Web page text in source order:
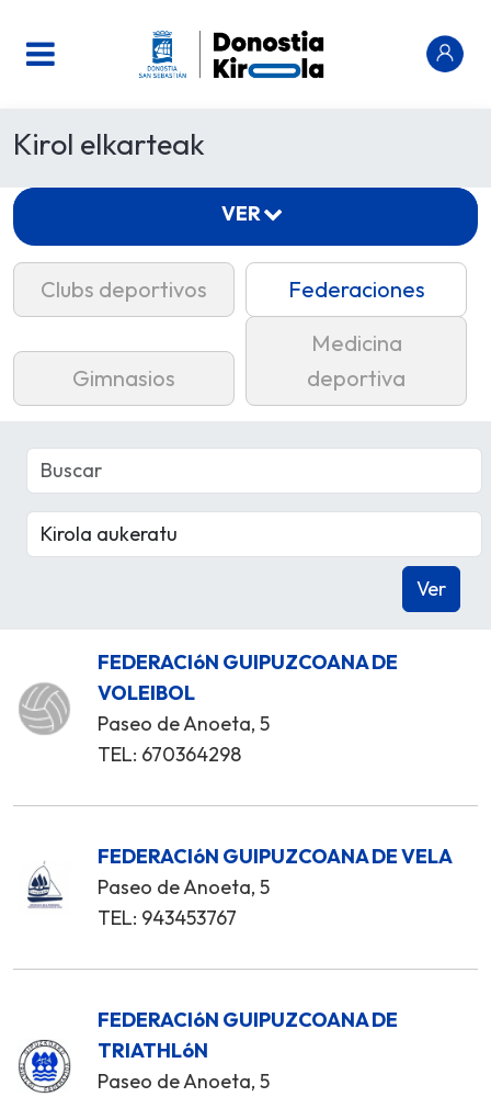
Kirol elkarteak
Clubs deportivos Federaciones
Gimnasios
Medicina
deportiva
FEDERACIóN GUIPUZCOANA DE
VOLEIBOL
Paseo de Anoeta, 5
TEL: 670364298
FEDERACIóN GUIPUZCOANA DE VELA
Paseo de Anoeta, 5
TEL: 943453767
FEDERACIóN GUIPUZCOANA DE
TRIATHLóN
Paseo de Anoeta, 5
VER